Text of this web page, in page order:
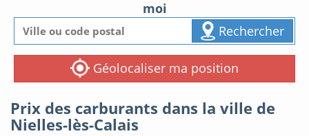
moi
Rechercher
Géolocaliser ma position
Prix des carburants dans la ville de
Nielles-lès-Calais